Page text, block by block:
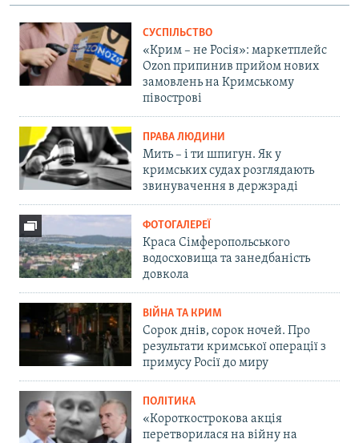
СУСПІЛЬСТВО
«Крим – не Росія»: маркетплейс
Ozon припинив прийом нових
замовлень на Кримському
півострові
ПРАВА ЛЮДИНИ
Мить – і ти шпигун. Як у
кримських судах розглядають
звинувачення в держзраді
ФОТОГАЛЕРЕЇ
Краса Сімферопольського
водосховища та занедбаність
довкола
ВІЙНА ТА КРИМ
Сорок днів, сорок ночей. Про
результати кримської операції з
примусу Росії до миру
ПОЛІТИКА
«Короткострокова акція
перетворилася на війну на